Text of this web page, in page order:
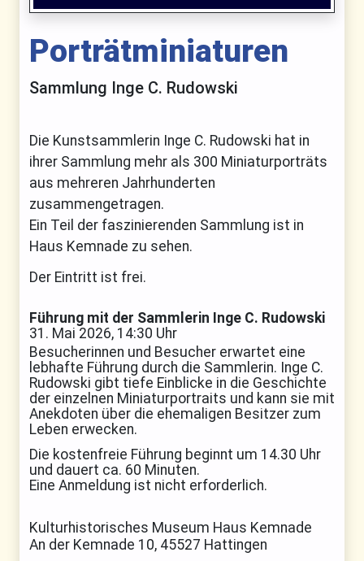
Porträtminiaturen
Sammlung Inge C. Rudowski
Die Kunstsammlerin Inge C. Rudowski hat in
ihrer Sammlung mehr als 300 Miniaturporträts
aus mehreren Jahrhunderten
zusammengetragen.
Ein Teil der faszinierenden Sammlung ist in
Haus Kemnade zu sehen.
Der Eintritt ist frei.
Führung mit der Sammlerin Inge C. Rudowski
31. Mai 2026, 14:30 Uhr
Besucherinnen und Besucher erwartet eine
lebhafte Führung durch die Sammlerin. Inge C.
Rudowski gibt tiefe Einblicke in die Geschichte
der einzelnen Miniaturportraits und kann sie mit
Anekdoten über die ehemaligen Besitzer zum
Leben erwecken.
Die kostenfreie Führung beginnt um 14.30 Uhr
und dauert ca. 60 Minuten.
Eine Anmeldung ist nicht erforderlich.
Kulturhistorisches Museum Haus Kemnade
An der Kemnade 10, 45527 Hattingen